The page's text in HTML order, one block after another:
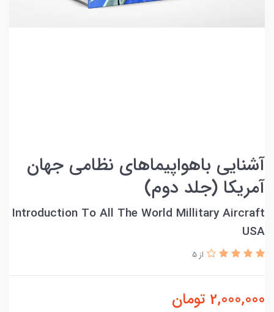
آشنایی باهواپیماهای نظامی جهان
آمریکا (جلد دوم)
Introduction To All The World Millitary Aircraft
USA
از 5
2,000,000 تومان